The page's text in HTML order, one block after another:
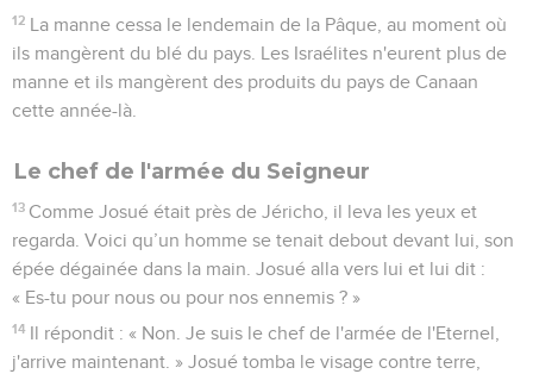
12 La manne cessa le lendemain de la Pâque, au moment où
ils mangèrent du blé du pays. Les Israélites n'eurent plus de
manne et ils mangèrent des produits du pays de Canaan
cette année-là.
Le chef de l'armée du Seigneur
13 Comme Josué était près de Jéricho, il leva les yeux et
regarda. Voici qu’un homme se tenait debout devant lui, son
épée dégainée dans la main. Josué alla vers lui et lui dit :
« Es-tu pour nous ou pour nos ennemis ? »
14 Il répondit : « Non. Je suis le chef de l'armée de l'Eternel,
j'arrive maintenant. » Josué tomba le visage contre terre,